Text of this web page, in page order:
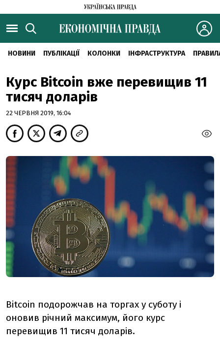
НОВИНИ ПУБЛІКАЦІЇ КОЛОНКИ ІНФРАСТРУКТУРА
Курс Bitcoin вже перевищив 11
тисяч доларів
22 ЧЕРВНЯ 2019, 16:04
Bitcoin подорожчав на торгах у суботу і
оновив річний максимум, його курс
перевищив 11 тисяч доларів.